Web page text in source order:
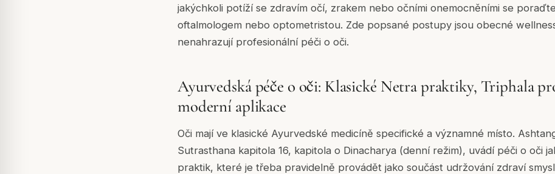
jakýchkoli potíží se zdravím očí, zrakem nebo očními onemocněními se
oftalmologem nebo optometristou. Zde popsané postupy jsou obecné
nenahrazují profesionální péči o oči.
Ayurvedská péče o oči: Klasické Netra praktiky, Triphala
moderní aplikace
Oči mají ve klasické Ayurvedské medicíně specifické a významné místo.
Sutrasthana kapitola 16, kapitola o Dinacharya (denní režim), uvádí péči o oči
praktik, které je třeba pravidelně provádět jako součást udržování zdraví